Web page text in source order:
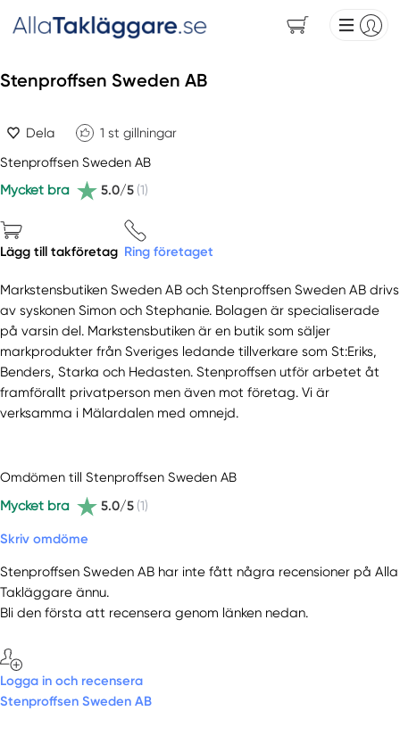
Stenproffsen Sweden AB
Dela 1 st gillningar
Stenproffsen Sweden AB
Mycket bra
5.0/5 (1)
Lägg till takföretag Ring företaget
Markstensbutiken Sweden AB och Stenproffsen Sweden AB drivs
av syskonen Simon och Stephanie. Bolagen är specialiserade
på varsin del. Markstensbutiken är en butik som säljer
markprodukter från Sveriges ledande tillverkare som St:Eriks,
Benders, Starka och Hedasten. Stenproffsen utför arbetet åt
framförallt privatperson men även mot företag. Vi är
verksamma i Mälardalen med omnejd.
Omdömen till Stenproffsen Sweden AB
Mycket bra
5.0/5 (1)
Skriv omdöme
Stenproffsen Sweden AB har inte fått några recensioner på Alla
Takläggare ännu.
Bli den första att recensera genom länken nedan.
Logga in och recensera
Stenproffsen Sweden AB